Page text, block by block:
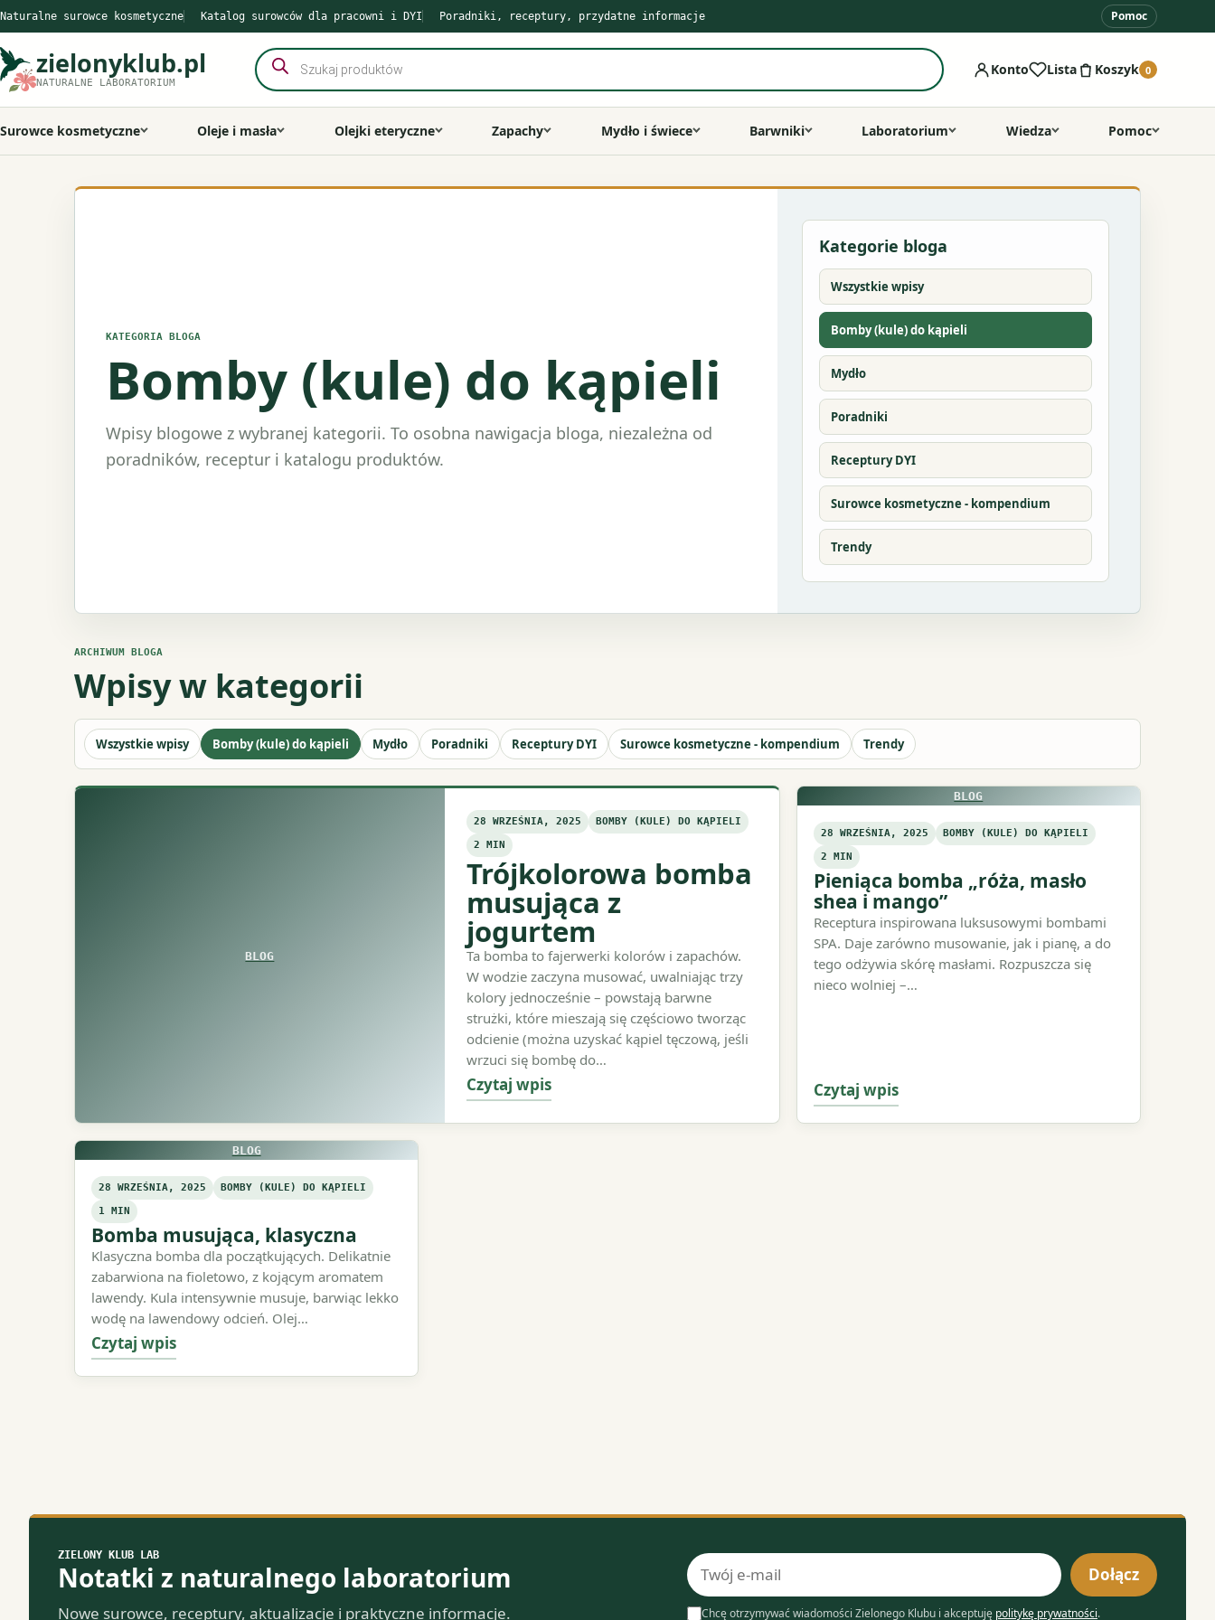
Przejdź
do
treści
Naturalne surowce kosmetyczne Katalog surowców dla pracowni i DYI Poradniki, receptury, przydatne informacje Pomoc
zielonyklub.pl
NATURALNE LABORATORIUM
Wyszukiwarka
produktów
Konto Lista Koszyk 0
Surowce kosmetyczne Oleje i masła Olejki eteryczne Zapachy Mydło i świece Barwniki Laboratorium Wiedza Pomoc
KATEGORIA BLOGA
Bomby (kule) do kąpieli
Wpisy blogowe z wybranej kategorii. To osobna nawigacja bloga, niezależna od
poradników, receptur i katalogu produktów.
Kategorie bloga
Wszystkie wpisy
Bomby (kule) do kąpieli
Mydło
Poradniki
Receptury DYI
Surowce kosmetyczne - kompendium
Trendy
ARCHIWUM BLOGA
Wpisy w kategorii
Wszystkie wpisy Bomby (kule) do kąpieli Mydło Poradniki Receptury DYI Surowce kosmetyczne - kompendium Trendy
BLOG
28 WRZEŚNIA, 2025
BOMBY (KULE) DO KĄPIELI
2 MIN
Trójkolorowa bomba
musująca z
jogurtem
Ta bomba to fajerwerki kolorów i zapachów.
W wodzie zaczyna musować, uwalniając trzy
kolory jednocześnie – powstają barwne
strużki, które mieszają się częściowo tworząc
odcienie (można uzyskać kąpiel tęczową, jeśli
wrzuci się bombę do…
Czytaj wpis
BLOG
28 WRZEŚNIA, 2025
BOMBY (KULE) DO KĄPIELI
2 MIN
Pieniąca bomba „róża, masło
shea i mango”
Receptura inspirowana luksusowymi bombami
SPA. Daje zarówno musowanie, jak i pianę, a do
tego odżywia skórę masłami. Rozpuszcza się
nieco wolniej –…
Czytaj wpis
BLOG
28 WRZEŚNIA, 2025
BOMBY (KULE) DO KĄPIELI
1 MIN
Bomba musująca, klasyczna
Klasyczna bomba dla początkujących. Delikatnie
zabarwiona na fioletowo, z kojącym aromatem
lawendy. Kula intensywnie musuje, barwiąc lekko
wodę na lawendowy odcień. Olej…
Czytaj wpis
ZIELONY KLUB LAB
Notatki z naturalnego laboratorium
Nowe surowce, receptury, aktualizacje i praktyczne informacje.
Adres
e-
mail
Dołącz
Chcę otrzymywać wiadomości Zielonego Klubu i akceptuję politykę prywatności.